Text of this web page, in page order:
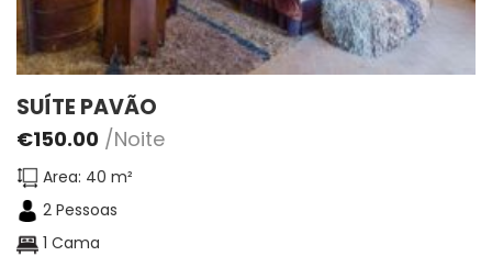
SUÍTE PAVÃO
€150.00 /Noite
Area: 40 m²
2 Pessoas
1 Cama